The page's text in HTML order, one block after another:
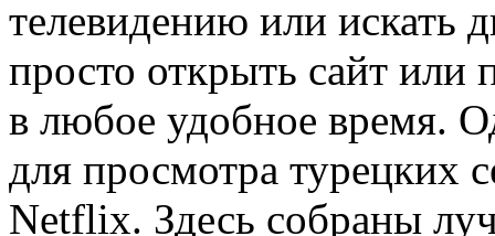
телевидению или искать
просто открыть сайт или
в любое удобное время.
для просмотра турецких
Netflix. Здесь собраны